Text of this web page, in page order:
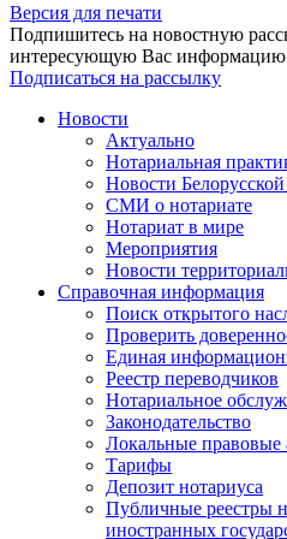
Версия для печати
Подпишитесь на новостную
интересующую Вас
Подписаться на рассылку
Новости
Актуально
Нотариальная
Новости
СМИ о нотариате
Нотариат в мире
Мероприятия
Новости
Справочная информация
Поиск открытого
Проверить
Единая
Реестр переводчиков
Нотариальное
Законодательство
Локальные
Тарифы
Депозит нотариуса
Публичные реестры
иностранных